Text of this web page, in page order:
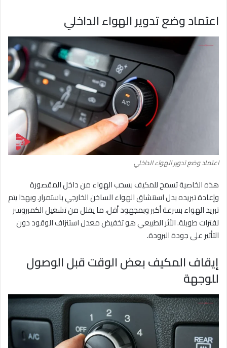
اعتماد وضع تدوير الهواء الداخلي
اعتماد وضع تدوير الهواء الداخلي
هذه الخاصية تسمح للمكيف بسحب الهواء من داخل المقصورة
وإعادة تبريده بدل استنشاق الهواء الساخن الخارجي باستمرار. وبهذا يتم
تبريد الهواء بسرعة أكبر وبمجهود أقل، ما يقلل من تشغيل الكمبروسر
لفترات طويلة. الأثر الطبيعي هو تخفيض معدل استنزاف الوقود دون
التأثير على جودة البرودة.
إيقاف المكيف بعض الوقت قبل الوصول
للوجهة